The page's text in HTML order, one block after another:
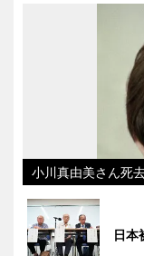
小川真由美さん死
日本